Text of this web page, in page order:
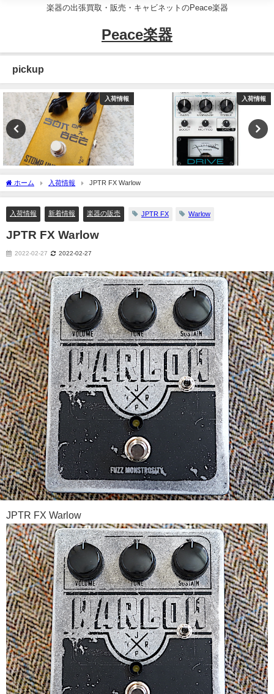
楽器の出張買取・販売・キャビネットのPeace楽器
Peace楽器
pickup
入荷情報 入荷情報
ホーム 入荷情報 JPTR FX Warlow
入荷情報 新着情報 楽器の販売 JPTR FX Warlow
JPTR FX Warlow
2022-02-27 2022-02-27
JPTR FX Warlow